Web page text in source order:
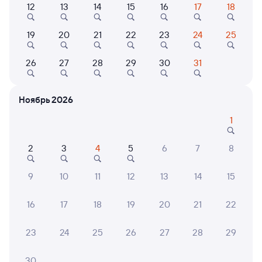
069Ь Проходящий 9,2
из Читы-2
в Москву Ярославскую
19:11 16:20
Выберите дату
Даже если сейчас нет мест
Искать билеты
12 13 14 15 16 17 18
19 20 21 22 23 24 25
26 27 28 29 30 31
Ноябрь 2026
1
2 3 4 5 6 7 8
9 10 11 12 13 14 15
16 17 18 19 20 21 22
23 24 25 26 27 28 29